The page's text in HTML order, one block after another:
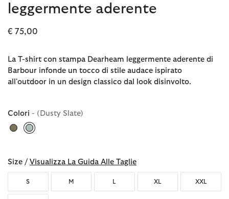
leggermente aderente
€ 75,00
La T-shirt con stampa Dearheam leggermente aderente di
Barbour infonde un tocco di stile audace ispirato
all'outdoor in un design classico dal look disinvolto.
Colori - (Dusty Slate)
Size / Visualizza La Guida Alle Taglie
S M L XL XXL